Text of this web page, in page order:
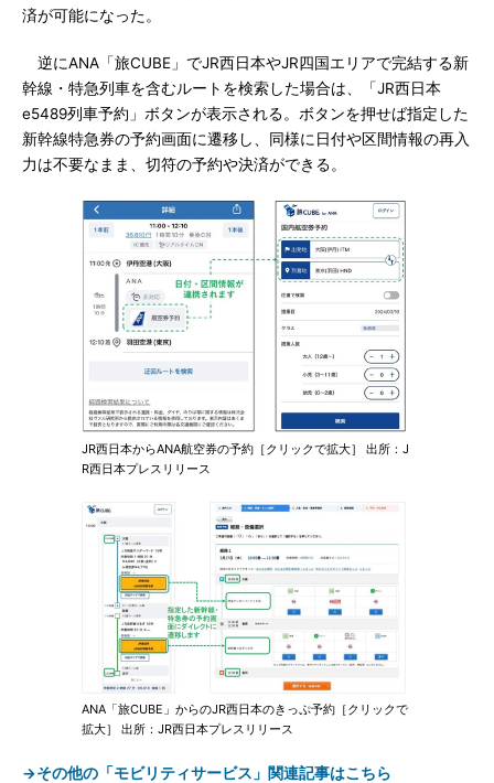
済が可能になった。
逆にANA「旅CUBE」でJR西日本やJR四国エリアで完結する新
幹線・特急列車を含むルートを検索した場合は、「JR西日本
e5489列車予約」ボタンが表示される。ボタンを押せば指定した
新幹線特急券の予約画面に遷移し、同様に日付や区間情報の再入
力は不要なまま、切符の予約や決済ができる。
JR西日本からANA航空券の予約［クリックで拡大］ 出所：J
R西日本プレスリリース
ANA「旅CUBE」からのJR西日本のきっぷ予約［クリックで
拡大］ 出所：JR西日本プレスリリース
→その他の「モビリティサービス」関連記事はこちら